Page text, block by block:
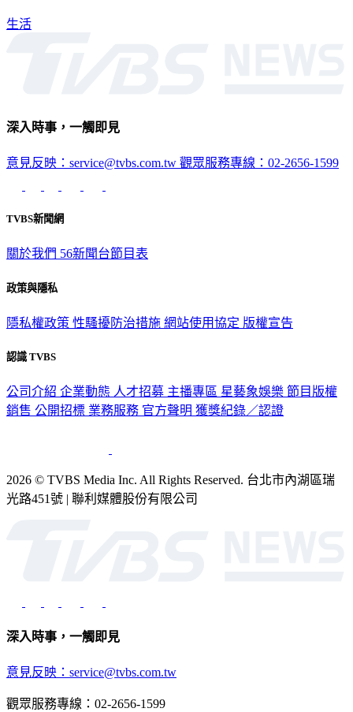
生活
深入時事，一觸即見
意見反映：service@tvbs.com.tw 觀眾服務專線：02-2656-1599
TVBS新聞網
關於我們 56新聞台節目表
政策與隱私
隱私權政策 性騷擾防治措施 網站使用協定 版權宣告
認識 TVBS
公司介紹 企業動態 人才招募 主播專區 星藝象娛樂 節目版權
銷售 公開招標 業務服務 官方聲明 獲獎紀錄／認證
2026 © TVBS Media Inc. All Rights Reserved. 台北市內湖區瑞
光路451號 | 聯利媒體股份有限公司
深入時事，一觸即見
意見反映：service@tvbs.com.tw
觀眾服務專線：02-2656-1599